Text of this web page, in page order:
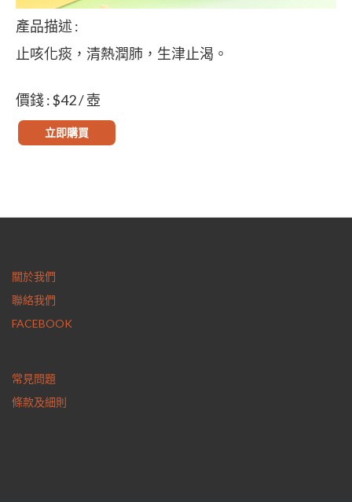
產品描述 :
止咳化痰，清熱潤肺，生津止渴。
價錢 : $42 / 壺
立即購買
關於我們
聯絡我們
FACEBOOK
常見問題
條款及細則